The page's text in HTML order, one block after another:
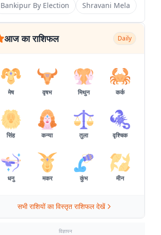
Bankipur By Election
Shravani Mela
आज का राशिफल Daily
मेष वृषभ मिथुन कर्क
सिंह कन्या तुला वृश्चिक
धनु मकर कुंभ मीन
सभी राशियों का विस्तृत राशिफल देखें
विज्ञापन